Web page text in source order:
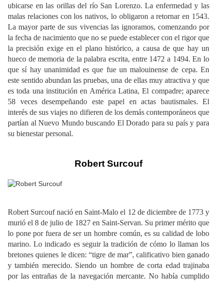
ubicarse en las orillas del río San Lorenzo. La enfermedad y las
malas relaciones con los nativos, lo obligaron a retornar en 1543.
La mayor parte de sus vivencias las ignoramos, comenzando por
la fecha de nacimiento que no se puede establecer con el rigor que
la precisión exige en el plano histórico, a causa de que hay un
hueco de memoria de la palabra escrita, entre 1472 a 1494. En lo
que sí hay unanimidad es que fue un malouinense de cepa. En
este sentido abundan las pruebas, una de ellas muy atractiva y que
es toda una institución en América Latina, El compadre; aparece
58 veces desempeñando este papel en actas bautismales. El
interés de sus viajes no difieren de los demás contemporáneos que
partían al Nuevo Mundo buscando El Dorado para su país y para
su bienestar personal.
Robert Surcouf
Robert Surcouf nació en Saint-Malo el 12 de diciembre de 1773 y
murió el 8 de julio de 1827 en Saint-Servan. Su primer mérito que
lo pone por fuera de ser un hombre común, es su calidad de lobo
marino. Lo indicado es seguir la tradición de cómo lo llaman los
bretones quienes le dicen: “tigre de mar”, calificativo bien ganado
y también merecido. Siendo un hombre de corta edad trajinaba
por las entrañas de la navegación mercante. No había cumplido